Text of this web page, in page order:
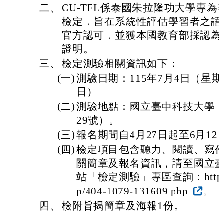
二、 CU-TFL係泰國朱拉隆功大學專
檢定，旨在系統性評估學習者之
官方認可，並獲本國教育部採認
證明。
三、 檢定測驗相關資訊如下：
(一)測驗日期：115年7月4日（星
日）
(二)測驗地點：國立臺中科技大
29號）。
(三)報名期間自4月27日起至6月
(四)檢定項目包含聽力、閱讀、
關簡章及報名資訊，請至國
站「檢定測驗」專區查詢：
p/404-1079-131609.php
。
四、 檢附旨揭簡章及海報1份。